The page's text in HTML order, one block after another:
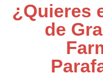
¿Quieres
de